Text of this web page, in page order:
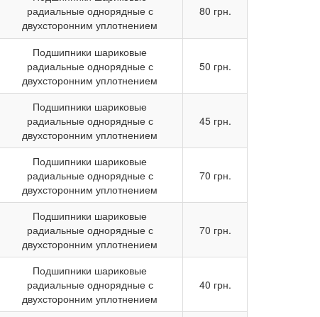
радиальные однорядные с
двухсторонним уплотнением
80 грн.
Подшипники шариковые
радиальные однорядные с
двухсторонним уплотнением
50 грн.
Подшипники шариковые
радиальные однорядные с
двухсторонним уплотнением
45 грн.
Подшипники шариковые
радиальные однорядные с
двухсторонним уплотнением
70 грн.
Подшипники шариковые
радиальные однорядные с
двухсторонним уплотнением
70 грн.
Подшипники шариковые
радиальные однорядные с
двухсторонним уплотнением
40 грн.